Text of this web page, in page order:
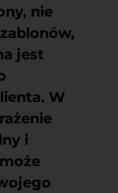
nie
jest
W
i